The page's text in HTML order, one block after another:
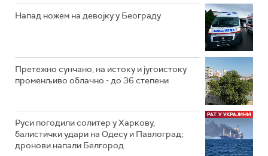
Напад ножем на девојку у Београду
Претежно сунчано, на истоку и југоистоку
променљиво облачно - до 36 степени
Руси погодили солитер у Харкову,
балистички удари на Одесу и Павлоград;
дронови напали Белгород